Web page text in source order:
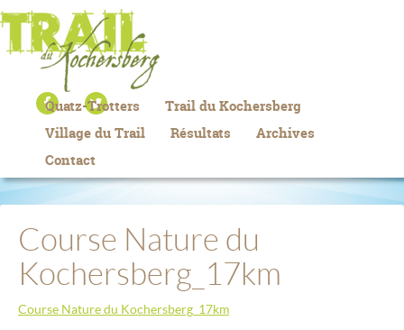
Quatz-Trotters
Trail du Kochersberg
Village du Trail
Résultats
Archives
Contact
Course Nature du
Kochersberg_17km
Course Nature du Kochersberg_17km